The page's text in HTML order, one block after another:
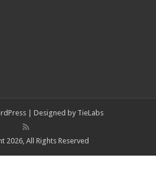
| Designed by TieLabs
2026, All Rights Reserved